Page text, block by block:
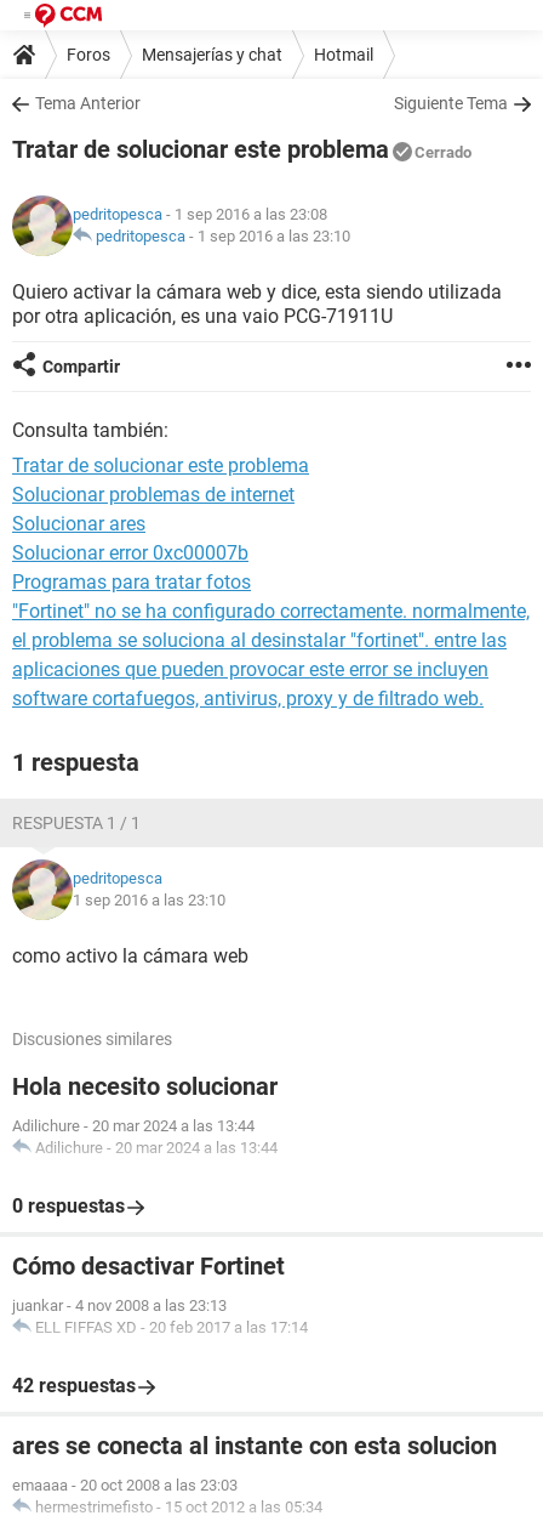
Foros Mensajerías y chat Hotmail
Tema Anterior Siguiente Tema
Tratar de solucionar este problema Cerrado
pedritopesca - 1 sep 2016 a las 23:08
pedritopesca - 1 sep 2016 a las 23:10
Quiero activar la cámara web y dice, esta siendo utilizada
por otra aplicación, es una vaio PCG-71911U
Compartir
Consulta también:
Tratar de solucionar este problema
Solucionar problemas de internet
Solucionar ares
Solucionar error 0xc00007b
Programas para tratar fotos
"Fortinet" no se ha configurado correctamente. normalmente,
el problema se soluciona al desinstalar "fortinet". entre las
aplicaciones que pueden provocar este error se incluyen
software cortafuegos, antivirus, proxy y de filtrado web.
1 respuesta
RESPUESTA 1 / 1
pedritopesca
1 sep 2016 a las 23:10
como activo la cámara web
Discusiones similares
Hola necesito solucionar
Adilichure - 20 mar 2024 a las 13:44
Adilichure - 20 mar 2024 a las 13:44
0 respuestas
Cómo desactivar Fortinet
juankar - 4 nov 2008 a las 23:13
ELL FIFFAS XD - 20 feb 2017 a las 17:14
42 respuestas
ares se conecta al instante con esta solucion
emaaaa - 20 oct 2008 a las 23:03
hermestrimefisto - 15 oct 2012 a las 05:34